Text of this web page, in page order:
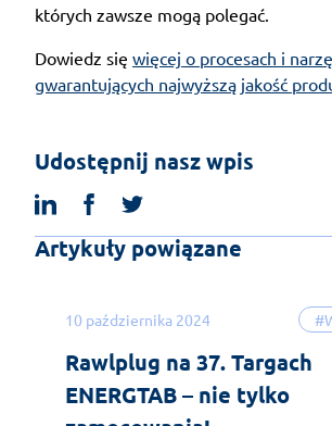
których zawsze mogą polegać.
Dowiedz się więcej o procesach i
gwarantujących najwyższą jakość
Udostępnij nasz wpis
linkedinfacebook
Artykuły powiązane
10 października 2024
Rawlplug na 37. Targach
ENERGTAB – nie tylko